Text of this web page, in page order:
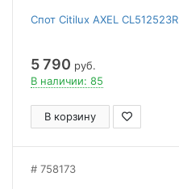
Спот Citilux AXEL CL512523R
5 790 руб.
В наличии: 85
В корзину
758173